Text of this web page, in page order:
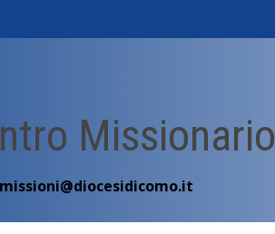
Missionario